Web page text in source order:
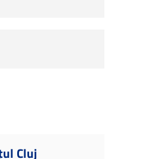
Cluj